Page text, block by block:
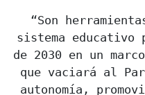
“Son
sistema educativo
de 2030 en un
que vaciará al
autonomía,